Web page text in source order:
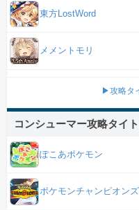
東方LostWord
メメントモリ
▶攻略タ
コンシューマー攻略タイ
ぽこあポケモン
ポケモンチャンピオンズ